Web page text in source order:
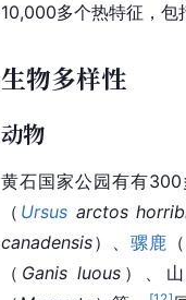
10,000多个热特征，包
生物多样性
动物
黄石国家公园有有
（ Ursus arctos
canadensis）、骡鹿 （
（ Ganis luous）、